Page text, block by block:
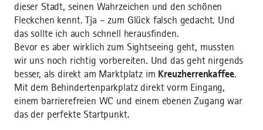
dieser Stadt, seinen Wahrzeichen und den schönen
Fleckchen kennt. Tja – zum Glück falsch gedacht. Und
das sollte ich auch schnell herausfinden.
Bevor es aber wirklich zum Sightseeing geht, mussten
wir uns noch richtig vorbereiten. Und das geht nirgends
besser, als direkt am Marktplatz im Kreuzherrenkaffee.
Mit dem Behindertenparkplatz direkt vorm Eingang,
einem barrierefreien WC und einem ebenen Zugang war
das der perfekte Startpunkt.